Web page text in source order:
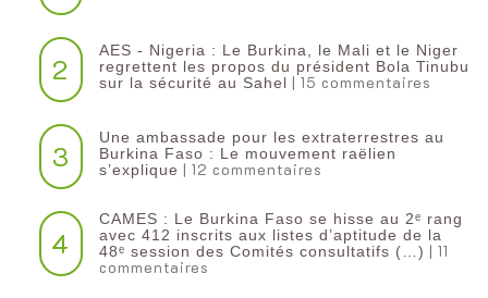
2
AES - Nigeria : Le Burkina, le Mali et le Niger
regrettent les propos du président Bola Tinubu
sur la sécurité au Sahel | 15 commentaires
3
Une ambassade pour les extraterrestres au
Burkina Faso : Le mouvement raëlien
s’explique | 12 commentaires
4
CAMES : Le Burkina Faso se hisse au 2ᵉ rang
avec 412 inscrits aux listes d’aptitude de la
48ᵉ session des Comités consultatifs (…) | 11
commentaires